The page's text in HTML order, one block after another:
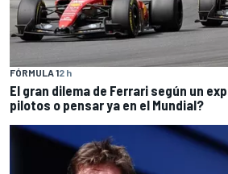
FÓRMULA 12 h
El gran dilema de Ferrari según un
pilotos o pensar ya en el Mundial?